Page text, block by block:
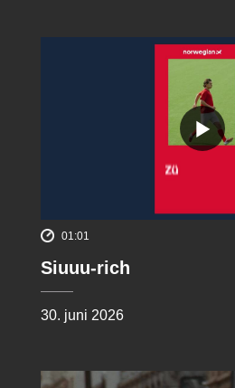
01:01
Siuuu-rich
30. juni 2026